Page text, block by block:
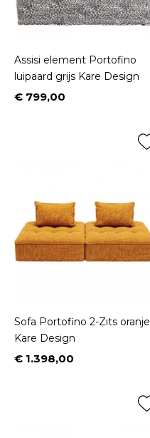
Assisi element Portofino
luipaard grijs Kare Design
Prijs
€ 799,00
Sofa Portofino 2-Zits oranje
Kare Design
Prijs
€ 1.398,00